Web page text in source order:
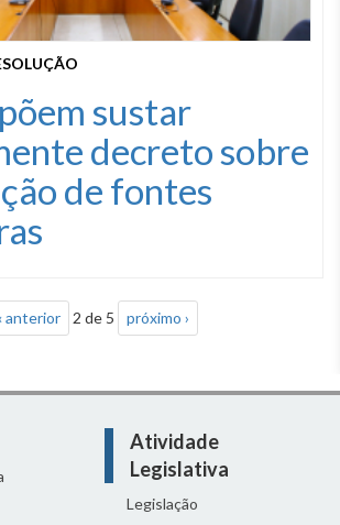
sustar
decreto sobre
de fontes
‹ anterior 2 de 5 próximo ›
Atividade
Legislativa
Legislação